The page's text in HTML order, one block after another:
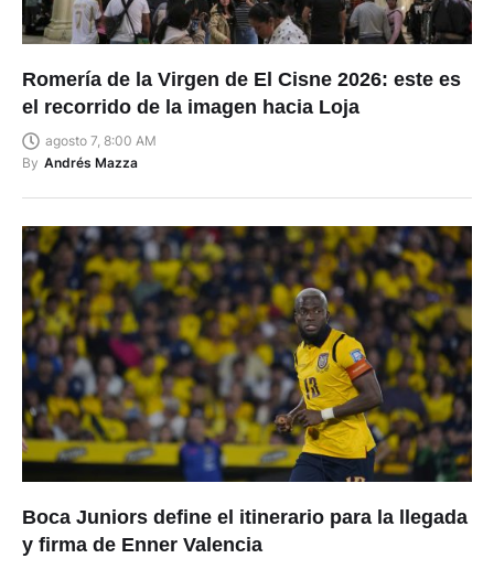
Romería de la Virgen de El Cisne 2026: este es
el recorrido de la imagen hacia Loja
agosto 7, 8:00 AM
By Andrés Mazza
Boca Juniors define el itinerario para la llegada
y firma de Enner Valencia